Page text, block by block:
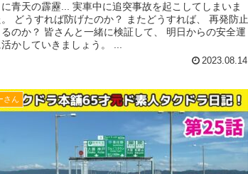
に青天の霹靂... 実車中に追突事故を起こしてしまいま
。 どうすれば防げたのか？ またどうすれば、 再発防止
のか？ 皆さんと一緒に検証して、 明日からの安全運
かしていきましょう。 ...
2023.08.14
さん